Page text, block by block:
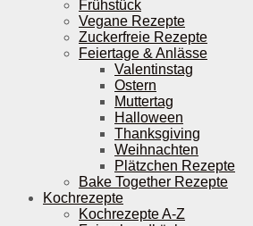
Frühstück
Vegane Rezepte
Zuckerfreie Rezepte
Feiertage & Anlässe
Valentinstag
Ostern
Muttertag
Halloween
Thanksgiving
Weihnachten
Plätzchen Rezepte
Bake Together Rezepte
Kochrezepte
Kochrezepte A-Z